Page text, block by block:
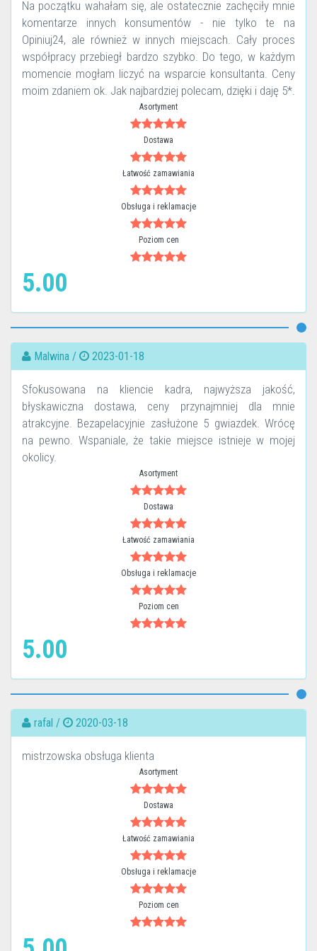
Na początku wahałam się, ale ostatecznie zachęciły mnie
komentarze innych konsumentów - nie tylko te na
Opiniuj24, ale również w innych miejscach. Cały proces
współpracy przebiegł bardzo szybko. Do tego, w każdym
momencie mogłam liczyć na wsparcie konsultanta. Ceny
moim zdaniem ok. Jak najbardziej polecam, dzięki i daję 5*.
Asortyment
Dostawa
Łatwość zamawiania
Obsługa i reklamacje
Poziom cen
5.00
Malwina / 2023-01-18
Sfokusowana na kliencie kadra, najwyższa jakość,
błyskawiczna dostawa, ceny przynajmniej dla mnie
atrakcyjne. Bezapelacyjnie zasłużone 5 gwiazdek. Wrócę
na pewno. Wspaniale, że takie miejsce istnieje w mojej
okolicy.
Asortyment
Dostawa
Łatwość zamawiania
Obsługa i reklamacje
Poziom cen
5.00
rafal / 2020-03-18
mistrzowska obsługa klienta
Asortyment
Dostawa
Łatwość zamawiania
Obsługa i reklamacje
Poziom cen